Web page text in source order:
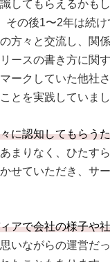
してもらえるかも
その後1〜2年は続
方々と交流し、関
ースの書き方に関
ークしていた他社
とを実践していまし
に認知してもらう
まりなく、ひたす
せていただき、サ
アで会社の様子や
いながらの運営だ